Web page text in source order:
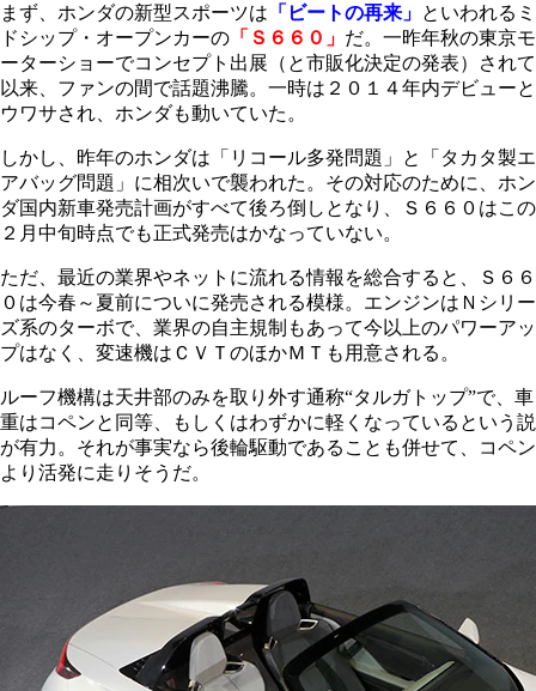
まず、ホンダの新型スポーツは 「ビートの再来」 といわれるミ
ドシップ・オープンカーの 「Ｓ６６０」 だ。一昨年秋の東京モ
ーターショーでコンセプト出展（と市販化決定の発表）されて
以来、ファンの間で話題沸騰。一時は２０１４年内デビューと
ウワサされ、ホンダも動いていた。
しかし、昨年のホンダは「リコール多発問題」と「タカタ製エ
アバッグ問題」に相次いで襲われた。その対応のために、ホン
ダ国内新車発売計画がすべて後ろ倒しとなり、Ｓ６６０はこの
２月中旬時点でも正式発売はかなっていない。
ただ、最近の業界やネットに流れる情報を総合すると、Ｓ６６
０は今春～夏前についに発売される模様。エンジンはＮシリー
ズ系のターボで、業界の自主規制もあって今以上のパワーアッ
プはなく、変速機はＣＶＴのほかＭＴも用意される。
ルーフ機構は天井部のみを取り外す通称“タルガトップ”で、車
重はコペンと同等、もしくはわずかに軽くなっているという説
が有力。それが事実なら後輪駆動であることも併せて、コペン
より活発に走りそうだ。